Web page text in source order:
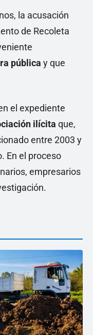
la acusación
de Recoleta
pública y que
el expediente
ilícita que,
entre 2003 y
En el proceso
empresarios